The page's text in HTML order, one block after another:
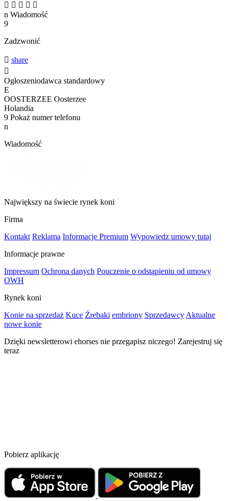
    
n Wiadomość
9
Zadzwonić
 share

Ogłoszeniodawca standardowy
E
OOSTERZEE Oosterzee
Holandia
9 Pokaż numer telefonu
n
Wiadomość
Największy na świecie rynek koni
Firma
Kontakt Reklama Informacje Premium Wypowiedz umowy tutaj
Informacje prawne
Impressum Ochrona danych Pouczenie o odstąpieniu od umowy
OWH
Rynek koni
Konie na sprzedaż Kuce Źrebaki embriony Sprzedawcy Aktualne
nowe konie
Dzięki newsletterowi ehorses nie przegapisz niczego! Zarejestruj się
teraz
Pobierz aplikację